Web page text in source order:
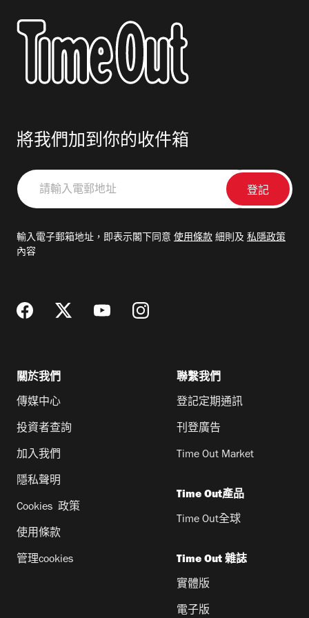
將我們加到你的收件箱
請
輸
郵
輸入電子郵箱地址，即表示閣下同意 使用條款 細則及 私隱政策
內容
關於我們
傳媒中心
投資者查詢
加入我們
隱私聲明
Cookies 政策
使用條款
管理cookies
聯繫我們
登記定期通訊
刊登廣告
Time Out Market
Time Out產品
Time Out全球
Time Out 雜誌
實體版
電子版